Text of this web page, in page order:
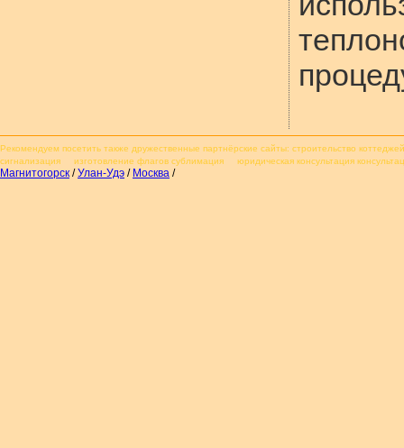
Рекомендуем посетить также дружественные партнёрские сайты: строительство
сигнализация изготовление флагов сублимация юридическая консультация
Магнитогорск /Улан-Удэ / Москва /